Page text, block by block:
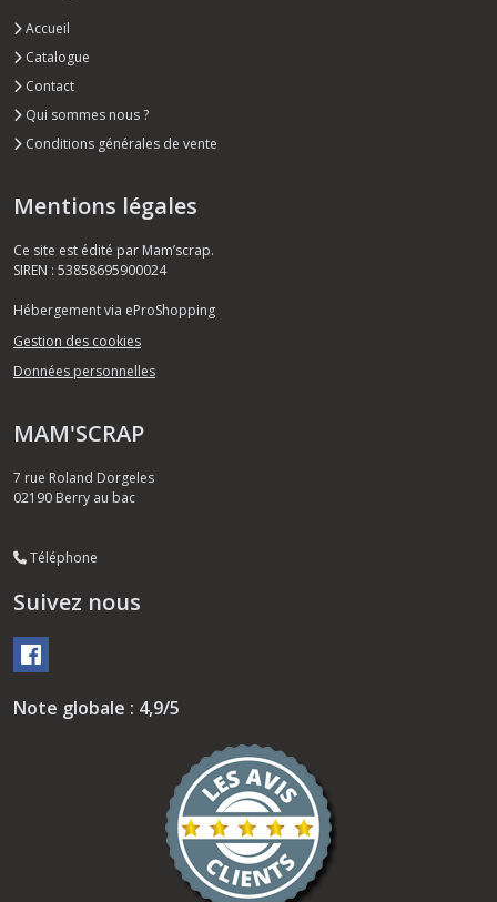
Accueil
Catalogue
Contact
Qui sommes nous ?
Conditions générales de vente
Mentions légales
Ce site est édité par Mam’scrap.
SIREN : 53858695900024
Hébergement via eProShopping
Gestion des cookies
Données personnelles
MAM'SCRAP
7 rue Roland Dorgeles
02190 Berry au bac
Téléphone
Suivez nous
Note globale : 4,9/5